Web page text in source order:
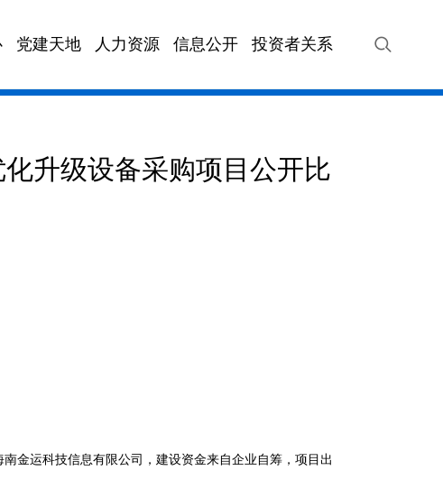
党建天地 人力资源 信息公开 投资者关系
升级设备采购项目公开比
金运科技信息有限公司，建设资金来自企业自筹，项目出